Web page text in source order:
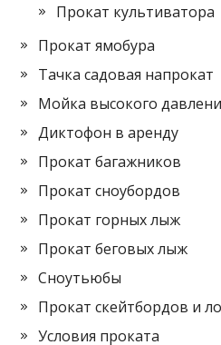
Прокат культиватора
Прокат ямобура
Тачка садовая напрокат
Мойка высокого
Диктофон в аренду
Прокат багажников
Прокат сноубордов
Прокат горных лыж
Прокат беговых лыж
Сноутьюбы
Прокат скейтбордов и
Условия проката